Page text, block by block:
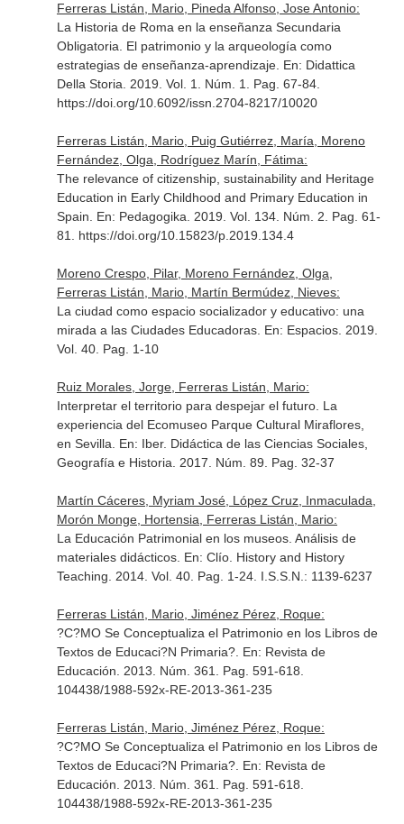
Ferreras Listán, Mario, Pineda Alfonso, Jose Antonio:
La Historia de Roma en la enseñanza Secundaria
Obligatoria. El patrimonio y la arqueología como
estrategias de enseñanza-aprendizaje. En: Didattica
Della Storia . 2019. Vol. 1. Núm. 1. Pag. 67-84.
https://doi.org/10.6092/issn.2704-8217/10020
Ferreras Listán, Mario, Puig Gutiérrez, María, Moreno
Fernández, Olga, Rodríguez Marín, Fátima:
The relevance of citizenship, sustainability and Heritage
Education in Early Childhood and Primary Education in
Spain. En: Pedagogika . 2019. Vol. 134. Núm. 2. Pag. 61-
81. https://doi.org/10.15823/p.2019.134.4
Moreno Crespo, Pilar, Moreno Fernández, Olga,
Ferreras Listán, Mario, Martín Bermúdez, Nieves:
La ciudad como espacio socializador y educativo: una
mirada a las Ciudades Educadoras. En: Espacios. 2019.
Vol. 40. Pag. 1-10
Ruiz Morales, Jorge, Ferreras Listán, Mario:
Interpretar el territorio para despejar el futuro. La
experiencia del Ecomuseo Parque Cultural Miraflores,
en Sevilla. En: Iber. Didáctica de las Ciencias Sociales,
Geografía e Historia . 2017. Núm. 89. Pag. 32-37
Martín Cáceres, Myriam José, López Cruz, Inmaculada,
Morón Monge, Hortensia, Ferreras Listán, Mario:
La Educación Patrimonial en los museos. Análisis de
materiales didácticos. En: Clío. History and History
Teaching . 2014. Vol. 40. Pag. 1-24. I.S.S.N.: 1139-6237
Ferreras Listán, Mario, Jiménez Pérez, Roque:
?C?MO Se Conceptualiza el Patrimonio en los Libros de
Textos de Educaci?N Primaria?. En: Revista de
Educación . 2013. Núm. 361. Pag. 591-618.
104438/1988-592x-RE-2013-361-235
Ferreras Listán, Mario, Jiménez Pérez, Roque:
?C?MO Se Conceptualiza el Patrimonio en los Libros de
Textos de Educaci?N Primaria?. En: Revista de
Educación . 2013. Núm. 361. Pag. 591-618.
104438/1988-592x-RE-2013-361-235